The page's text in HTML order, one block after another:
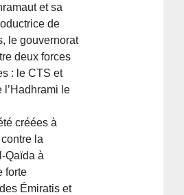
et sa
de
le gouvernorat
deux forces
: le CTS et
l’Hadhrami le
créées à
contre la
Qaïda à
forte
Émiratis et